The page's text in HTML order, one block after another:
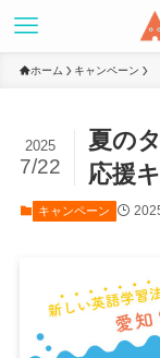
ホーム キャンペーン
夏の
応援
2025
7/22
キャンペーン